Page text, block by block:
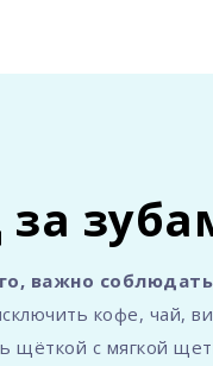
за
важно
кофе, чай,
щёткой с мягкой